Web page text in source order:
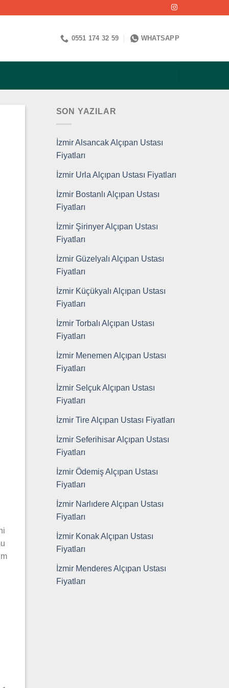
0551 174 32 59 WHATSAPP
SON YAZILAR
İzmir Alsancak Alçıpan Ustası
Fiyatları
İzmir Urla Alçıpan Ustası Fiyatları
İzmir Bostanlı Alçıpan Ustası
Fiyatları
İzmir Şirinyer Alçıpan Ustası
Fiyatları
İzmir Güzelyalı Alçıpan Ustası
Fiyatları
İzmir Küçükyalı Alçıpan Ustası
Fiyatları
İzmir Torbalı Alçıpan Ustası
Fiyatları
İzmir Menemen Alçıpan Ustası
Fiyatları
İzmir Selçuk Alçıpan Ustası
Fiyatları
İzmir Tire Alçıpan Ustası Fiyatları
İzmir Seferihisar Alçıpan Ustası
Fiyatları
İzmir Ödemiş Alçıpan Ustası
Fiyatları
İzmir Narlıdere Alçıpan Ustası
Fiyatları
İzmir Konak Alçıpan Ustası
Fiyatları
İzmir Menderes Alçıpan Ustası
Fiyatları